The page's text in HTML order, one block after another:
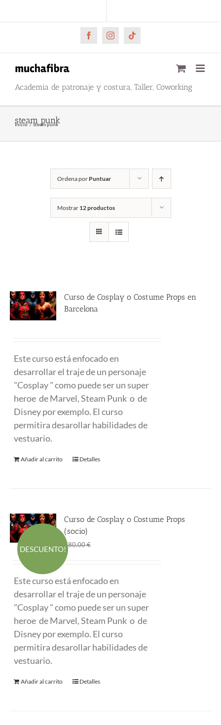
al
FacebookInstagramTiktok
Academia de patronaje y costura, Taller, Coworking
steam punk
Inicio steam punk
Ordena por Puntuar
Mostrar 12 productos
Curso de Cosplay o Costume Props en
Barcelona
Este curso está enfocado en
desarrollar el traje de un personaje
"Cosplay " como puede ser un super
heroe de Marvel, Steam Punk o de
Disney por exemplo. El curso
permitira desarollar habilidades de
vestuario.
Añadir al carrito Detalles
DESCUENTO!
Curso de Cosplay o Costume Props
(socio)
480.00€
era:
480.00 €.290.00 €.
Este curso está enfocado en
desarrollar el traje de un personaje
"Cosplay " como puede ser un super
heroe de Marvel, Steam Punk o de
Disney por exemplo. El curso
permitira desarollar habilidades de
vestuario.
Añadir al carrito Detalles